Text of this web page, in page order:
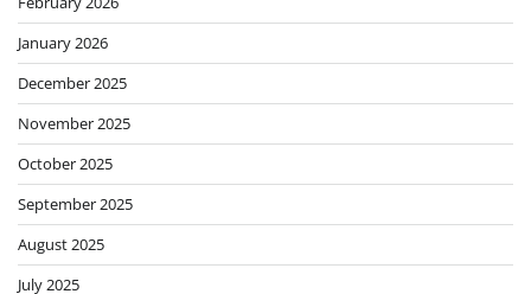
January 2026
December 2025
November 2025
October 2025
September 2025
August 2025
July 2025